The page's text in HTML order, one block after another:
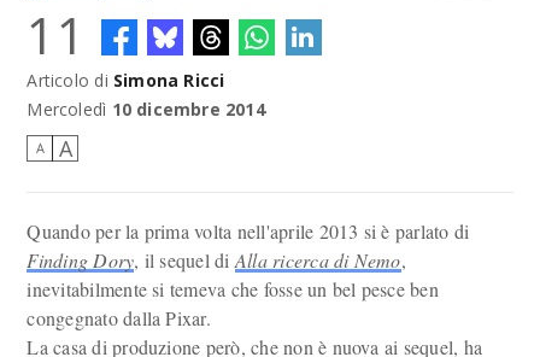
Finding Dory
11
Articolo di Simona Ricci
Mercoledì 10 dicembre 2014
A A
Quando per la prima volta nell'aprile 2013 si è parlato di
Finding Dory, il sequel di Alla ricerca di Nemo,
inevitabilmente si temeva che fosse un bel pesce ben
congegnato dalla Pixar.
La casa di produzione però, che non è nuova ai sequel, ha